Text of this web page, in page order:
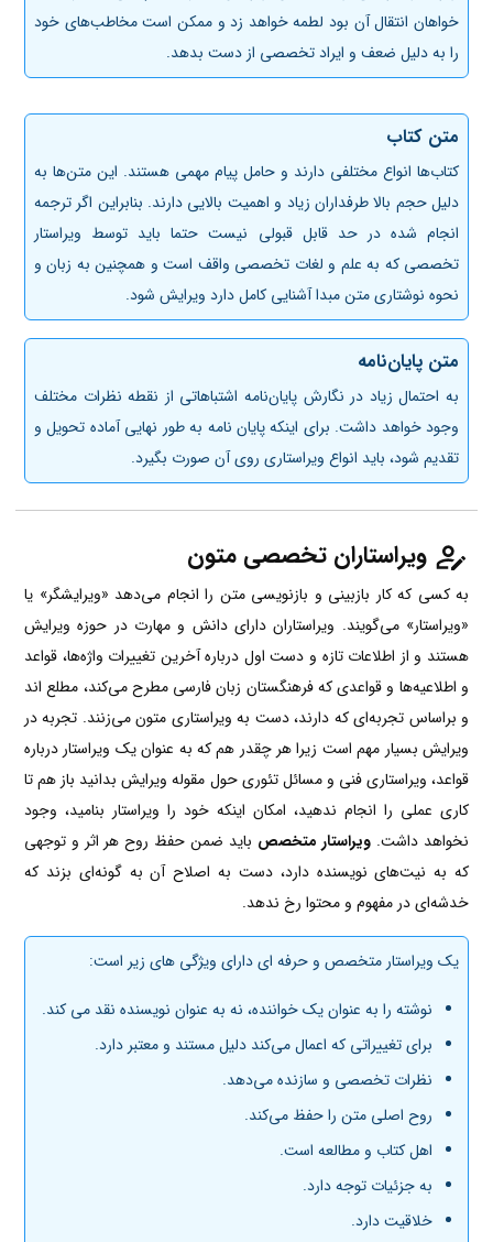
خواهان انتقال آن بود لطمه خواهد زد و ممکن است مخاطب‌های خود
را به دلیل ضعف و ایراد تخصصی از دست بدهد.
متن کتاب
کتاب‌ها انواع مختلفی دارند و حامل پیام مهمی هستند. این متن‌ها به
دلیل حجم بالا طرفداران زیاد و اهمیت بالایی دارند. بنابراین اگر ترجمه
انجام شده در حد قابل قبولی نیست حتما باید توسط ویراستار
تخصصی که به علم و لغات تخصصی واقف است و همچنین به زبان و
نحوه نوشتاری متن مبدا آشنایی کامل دارد ویرایش شود.
متن پایان‌نامه
به احتمال زیاد در نگارش پایان‌نامه اشتباهاتی از نقطه ‌نظرات مختلف
وجود خواهد داشت. برای اینکه پایان نامه به طور نهایی آماده تحویل و
تقدیم شود، باید انواع ویراستاری روی آن صورت بگیرد.
ویراستاران تخصصی متون
به کسی که کار بازبینی و بازنویسی متن را انجام می‌دهد «ویرایشگر» یا
«ویراستار» می‌گویند. ویراستاران دارای دانش و مهارت در حوزه ویرایش
هستند و از اطلاعات تازه و دست‌ اول درباره آخرین تغییرات واژه‌ها، قواعد
و اطلاعیه‌ها و قواعدی که فرهنگستان زبان فارسی مطرح می‌کند، مطلع اند
و براساس تجربه‌ای که دارند، دست به ویراستاری متون می‌زنند. تجربه در
ویرایش بسیار مهم است زیرا هر چقدر هم که به عنوان یک ویراستار درباره
قواعد، ویراستاری فنی و مسائل تئوری حول مقوله ویرایش بدانید باز هم تا
کاری عملی را انجام ندهید، امکان اینکه خود را ویراستار بنامید، وجود
نخواهد داشت. ویراستار متخصص باید ضمن حفظ روح هر اثر و توجهی
که به نیت‌های نویسنده دارد، دست به اصلاح آن به گونه‌ای بزند که
خدشه‌ای در مفهوم و محتوا رخ ندهد.
یک ویراستار متخصص و حرفه ای دارای ویژگی های زیر است:
نوشته را به عنوان یک خواننده، نه به عنوان نویسنده نقد می کند.
برای تغییراتی که اعمال می‌کند دلیل مستند و معتبر دارد.
نظرات تخصصی و سازنده می‌دهد.
روح اصلی متن را حفظ می‌کند.
اهل کتاب و مطالعه است.
به جزئیات توجه دارد.
خلاقیت دارد.